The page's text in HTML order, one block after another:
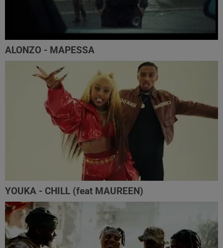
ALONZO - MAPESSA
YOUKA - CHILL (feat MAUREEN)